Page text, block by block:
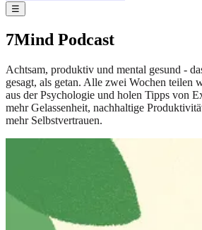
☰
7Mind Podcast
Achtsam, produktiv und mental gesund -
gesagt, als getan. Alle zwei Wochen teilen
aus der Psychologie und holen Tipps von
mehr Gelassenheit, nachhaltige
mehr Selbstvertrauen.